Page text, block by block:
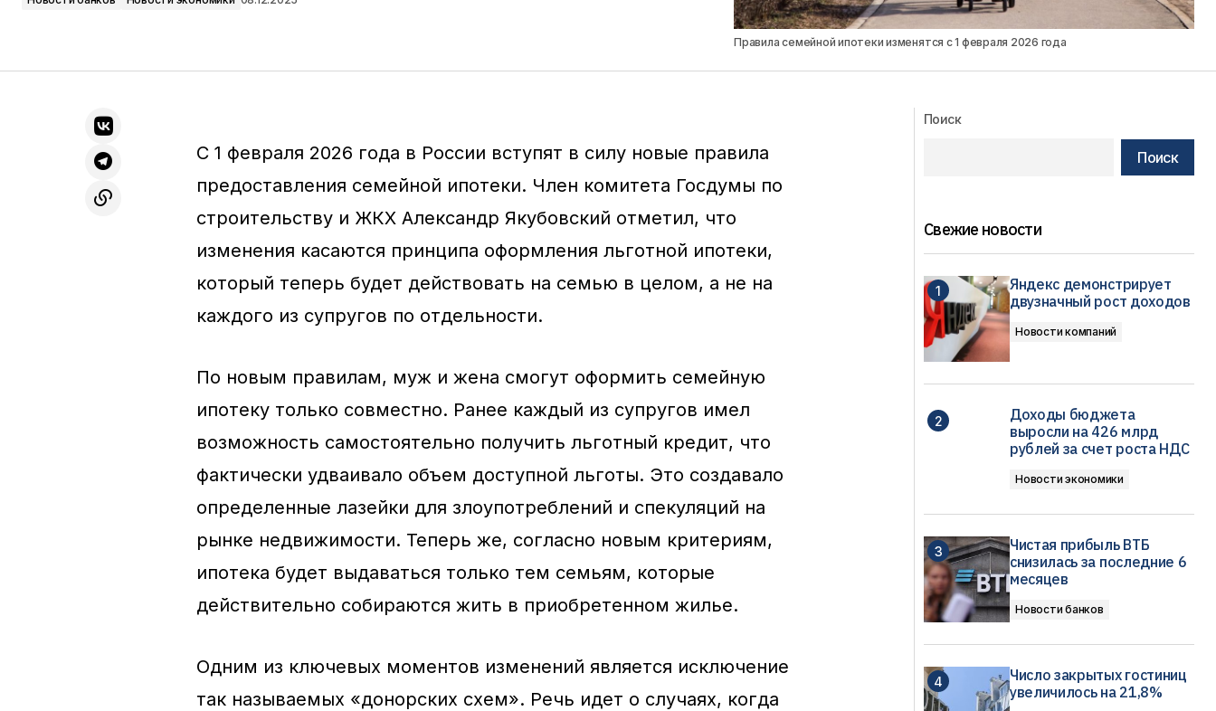
Правила семейной ипотеки изменятся с 1 февраля 2026 года
С 1 февраля 2026 года в России вступят в силу новые правила
предоставления семейной ипотеки. Член комитета Госдумы по
строительству и ЖКХ Александр Якубовский отметил, что
изменения касаются принципа оформления льготной ипотеки,
который теперь будет действовать на семью в целом, а не на
каждого из супругов по отдельности.
По новым правилам, муж и жена смогут оформить семейную
ипотеку только совместно. Ранее каждый из супругов имел
возможность самостоятельно получить льготный кредит, что
фактически удваивало объем доступной льготы. Это создавало
определенные лазейки для злоупотреблений и спекуляций на
рынке недвижимости. Теперь же, согласно новым критериям,
ипотека будет выдаваться только тем семьям, которые
действительно собираются жить в приобретенном жилье.
Одним из ключевых моментов изменений является исключение
так называемых «донорских схем». Речь идет о случаях, когда
Поиск
Поиск
Свежие новости
Яндекс демонстрирует
двузначный рост доходов
Новости компаний
Доходы бюджета
выросли на 426 млрд
рублей за счет роста НДС
Новости экономики
Чистая прибыль ВТБ
снизилась за последние 6
месяцев
Новости банков
Число закрытых гостиниц
увеличилось на 21,8%